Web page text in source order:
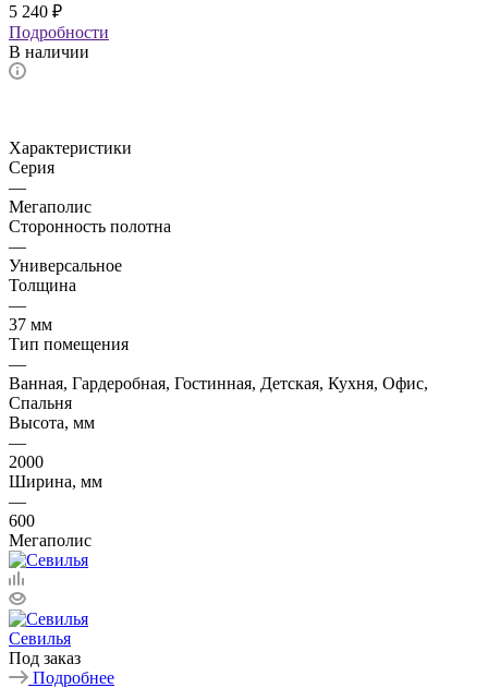
5 240 ₽
Подробности
В наличии
Характеристики
Серия
—
Мегаполис
Сторонность полотна
—
Универсальное
Толщина
—
37 мм
Тип помещения
—
Ванная, Гардеробная, Гостинная, Детская, Кухня, Офис,
Спальня
Высота, мм
—
2000
Ширина, мм
—
600
Мегаполис
Севилья
Под заказ
Подробнее